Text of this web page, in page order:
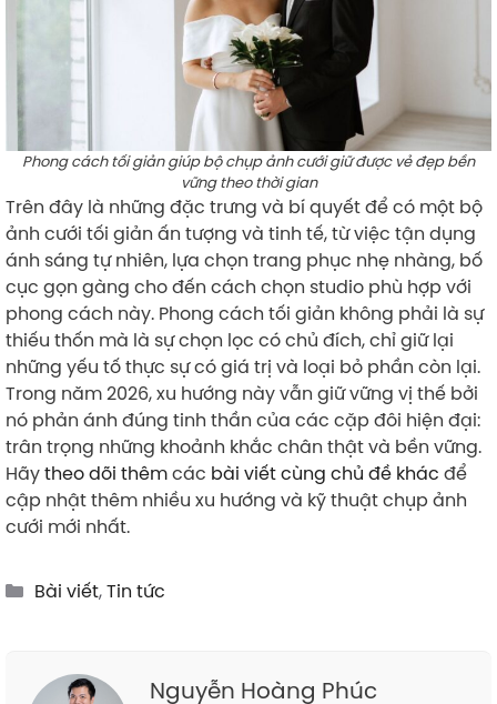
Phong cách tối giản giúp bộ chụp ảnh cưới giữ được vẻ đẹp bền
vững theo thời gian
Trên đây là những đặc trưng và bí quyết để có một bộ
ảnh cưới tối giản ấn tượng và tinh tế, từ việc tận dụng
ánh sáng tự nhiên, lựa chọn trang phục nhẹ nhàng, bố
cục gọn gàng cho đến cách chọn studio phù hợp với
phong cách này. Phong cách tối giản không phải là sự
thiếu thốn mà là sự chọn lọc có chủ đích, chỉ giữ lại
những yếu tố thực sự có giá trị và loại bỏ phần còn lại.
Trong năm 2026, xu hướng này vẫn giữ vững vị thế bởi
nó phản ánh đúng tinh thần của các cặp đôi hiện đại:
trân trọng những khoảnh khắc chân thật và bền vững.
Hãytheo dõi thêmcác bài viết cùng chủ đề khác để
cập nhật thêm nhiều xu hướng và kỹ thuật chụp ảnh
cưới mới nhất.
Categories
Bài viết,Tin tức
Nguyễn Hoàng Phúc